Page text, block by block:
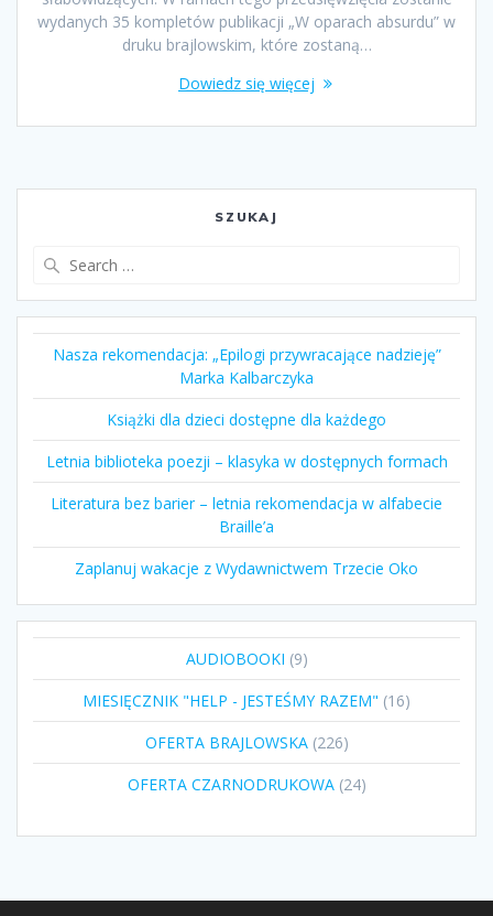
wydanych 35 kompletów publikacji „W oparach absurdu” w
druku brajlowskim, które zostaną…
Dowiedz się więcej
SZUKAJ
Nasza rekomendacja: „Epilogi przywracające nadzieję”
Marka Kalbarczyka
Książki dla dzieci dostępne dla każdego
Letnia biblioteka poezji – klasyka w dostępnych formach
Literatura bez barier – letnia rekomendacja w alfabecie
Braille’a
Zaplanuj wakacje z Wydawnictwem Trzecie Oko
AUDIOBOOKI 99
produktów
MIESIĘCZNIK "HELP - JESTEŚMY RAZEM" 1616
produktów
OFERTA BRAJLOWSKA 226226
produktów
OFERTA CZARNODRUKOWA 2424